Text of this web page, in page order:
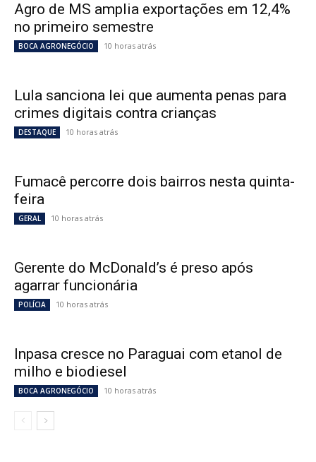
Agro de MS amplia exportações em 12,4%
no primeiro semestre
BOCA AGRONEGÓCIO 10 horas atrás
Lula sanciona lei que aumenta penas para
crimes digitais contra crianças
DESTAQUE 10 horas atrás
Fumacê percorre dois bairros nesta quinta-
feira
GERAL 10 horas atrás
Gerente do McDonald’s é preso após
agarrar funcionária
POLÍCIA 10 horas atrás
Inpasa cresce no Paraguai com etanol de
milho e biodiesel
BOCA AGRONEGÓCIO 10 horas atrás